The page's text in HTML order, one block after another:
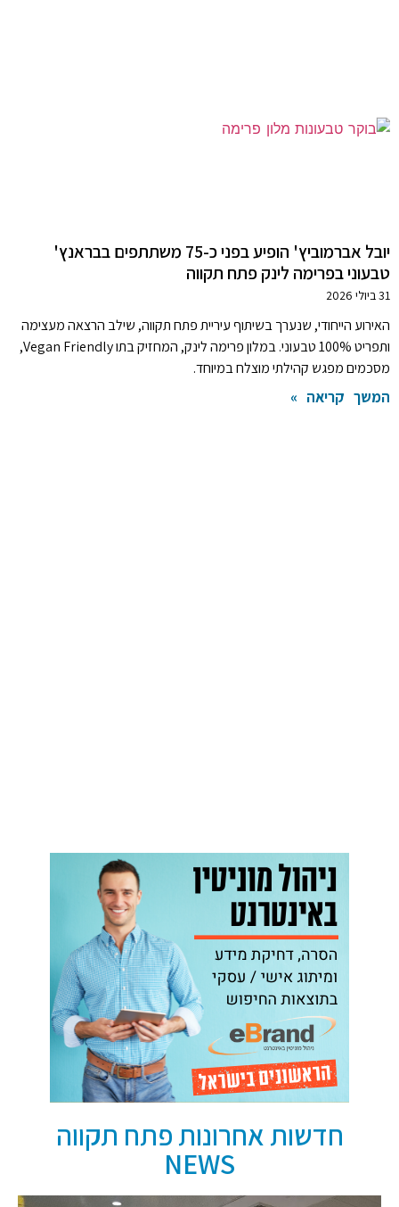
יובל אברמוביץ' הופיע בפני כ-75 משתתפים בבראנץ'
טבעוני בפרימה לינק פתח תקווה
31 ביולי 2026
האירוע הייחודי, שנערך בשיתוף עיריית פתח תקווה, שילב הרצאה מעצימה
ותפריט 100% טבעוני. במלון פרימה לינק, המחזיק בתו Vegan Friendly,
מסכמים מפגש קהילתי מוצלח במיוחד.
המשך קריאה »
חדשות אחרונות פתח תקווה
NEWS